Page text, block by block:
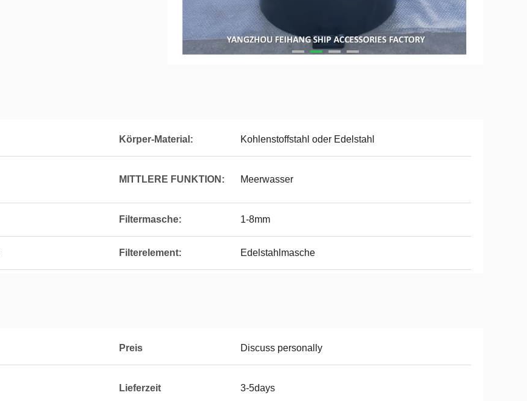
Körper-Material: Kohlenstoffstahl oder Edelstahl
MITTLERE FUNKTION: Meerwasser
Filtermasche: 1-8mm
Filterelement: Edelstahlmasche
Preis Discuss personally
Lieferzeit 3-5days